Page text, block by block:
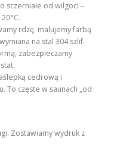
sczerniałe od wilgoci –
rdzę, malujemy farbą
na stal 304 szlif.
zabezpieczamy
cedrową i
To częste w saunach „od
Zostawiamy wydruk z